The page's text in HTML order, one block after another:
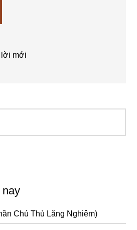
lời mới
nay
Chú Thủ Lăng Nghiêm)